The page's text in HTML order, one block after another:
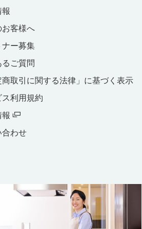
お客様へ
ナー募集
るご質問
商取引に関する法律」に基づく表示
ス利用規約
合わせ